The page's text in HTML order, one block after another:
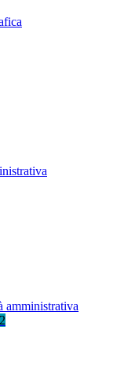
amministrativa
2